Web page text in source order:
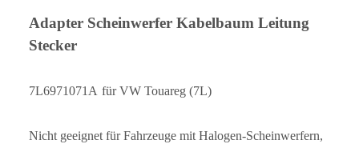
Adapter Scheinwerfer Kabelbaum Leitung
Stecker
7L6971071A für VW Touareg (7L)
Nicht geeignet für Fahrzeuge mit Halogen-Scheinwerfern,